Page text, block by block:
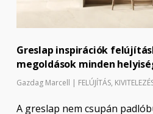
Greslap inspirációk
megoldások minden
Gazdag Marcell | FELÚJÍTÁS,
A greslap nem csupán